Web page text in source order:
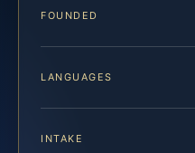
FOUNDED
LANGUAGES
INTAKE